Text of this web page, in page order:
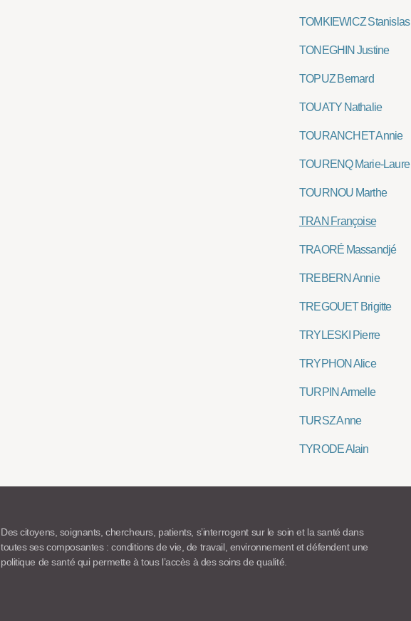
TOMKIEWICZ Stanislas
TONEGHIN Justine
TOPUZ Bernard
TOUATY Nathalie
TOURANCHET Annie
TOURENQ Marie-Laure
TOURNOU Marthe
TRAN Françoise
TRAORÉ Massandjé
TREBERN Annie
TREGOUET Brigitte
TRYLESKI Pierre
TRYPHON Alice
TURPIN Armelle
TURSZ Anne
TYRODE Alain
Des citoyens, soignants, chercheurs, patients, s’interrogent sur le soin et la santé dans
toutes ses composantes : conditions de vie, de travail, environnement et défendent une
politique de santé qui permette à tous l’accès à des soins de qualité.